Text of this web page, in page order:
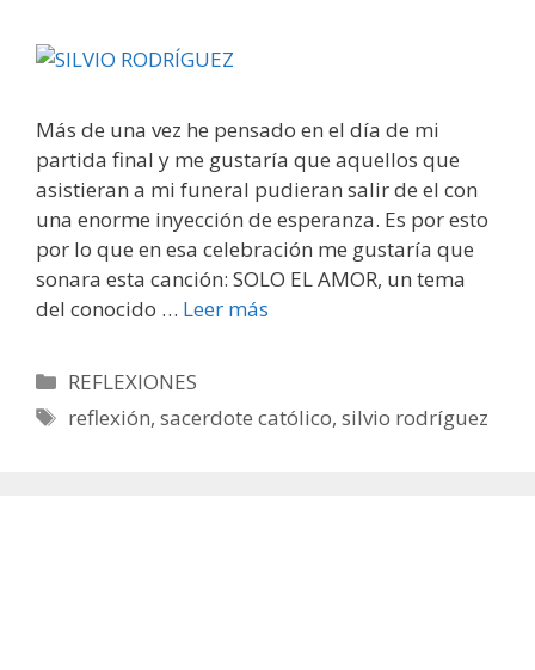
Más de una vez he pensado en el día de mi
partida final y me gustaría que aquellos que
asistieran a mi funeral pudieran salir de el con
una enorme inyección de esperanza. Es por esto
por lo que en esa celebración me gustaría que
sonara esta canción: SOLO EL AMOR, un tema
del conocido … Leer más
Categorías
REFLEXIONES
Etiquetas
reflexión,sacerdote católico,silvio rodríguez